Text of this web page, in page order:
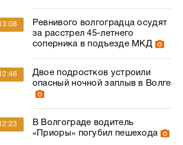
Ревнивого волгоградца осудят
за расстрел 45-летнего
соперника в подъезде МКД
Двое подростков устроили
опасный ночной заплыв в Волге
В Волгограде водитель
«Приоры» погубил пешехода